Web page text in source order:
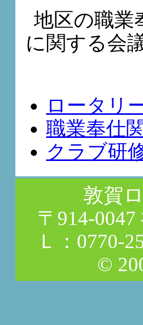
地区の職業
に関する会
ロータリ
職業奉仕
クラブ研
敦賀
〒914-
Ｌ：0770-
©